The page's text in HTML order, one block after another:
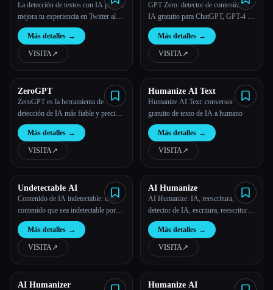
Esc
La detección de textos con IA para X
mejora tu experiencia en Twitter al
identificar y analizar el contenido
generado por la IA.
Más detalles →
VISITA↗︎
GPT Zero: detector de contenido de
IA gratuito para ChatGPT, GPT-4 y
más
Más detalles →
VISITA↗︎
ZeroGPT
ZeroGPT es la herramienta de
detección de IA más fiable y precisa
para detectar el texto generado por
ChatGPT.
Más detalles →
VISITA↗︎
Humanize AI Text
Humanize AI Text: conversor
gratuito de texto de IA a humano
Más detalles →
VISITA↗︎
Undetectable AI
Contenido de IA indetectable: crea
contenido que sea indetectable por
todos los detectores
Más detalles →
VISITA↗︎
AI Humanize
AI Humanize: IA, reescritura,
detector de IA, escritura, reescritura
de ensayos para estudiantes,
herramienta antidetección de artículos
Más detalles →
VISITA↗︎
AI Humanizer Humanize AI